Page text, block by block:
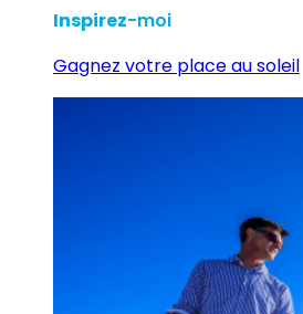
Inspirez-moi
Gagnez votre place au soleil